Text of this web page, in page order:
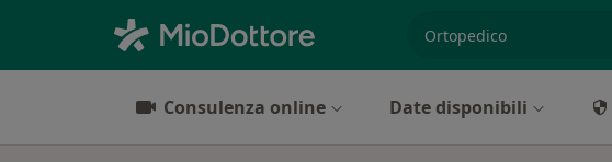
Consulenza online Date disponibili